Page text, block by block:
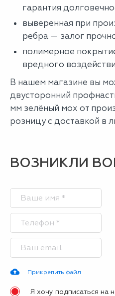
гарантия
выверенная при
ребра — залог
полимерное
вредного
В нашем магазине вы
двусторонний
мм зелёный мох от
розницу с доставкой в
ВОЗНИКЛИ
Прикрепить файл
Я хочу подписаться на